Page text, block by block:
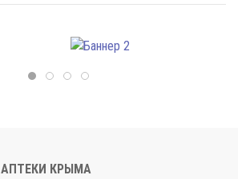
АПТЕКИ КРЫМА